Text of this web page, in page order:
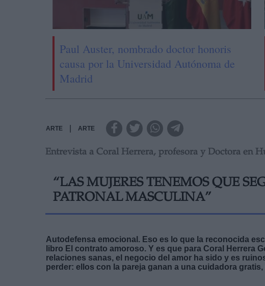
Paul Auster, nombrado doctor honoris
causa por la Universidad Autónoma de
Madrid
ARTE ARTE
Entrevista a Coral Herrera, profesora y Doctora en
“LAS MUJERES TENEMOS QUE
PATRONAL MASCULINA”
Autodefensa emocional. Eso es lo que la reconocida
libro El contrato amoroso. Y es que para Coral Herrera
relaciones sanas, el negocio del amor ha sido y es
perder: ellos con la pareja ganan a una cuidadora